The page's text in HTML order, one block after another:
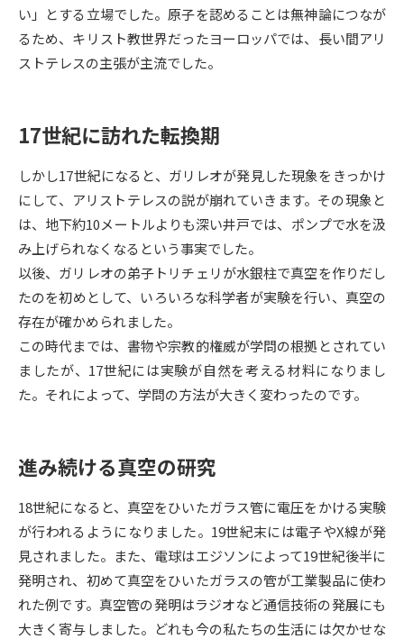
大学で学べる内容や特徴を調べる
データサイエンス特集 奨学金・特待生制度特集
デジタルパンフレット 進路の３択
新学年スタート号特集ページ
（高3生用）
新学年スタート号特集ページ
（高2生用）
SELFBRAND特集ページ
オープンキャンパスなどを調べる
オープンキャンパス検索 実施プログラムから探す
受験準備 資料検索
志望校・出願校を調べる
併願校選び 受験スケジュールを立てよう
い」とする立場でした。原子を認めることは無神論につなが
るため、キリスト教世界だったヨーロッパでは、長い間アリ
ストテレスの主張が主流でした。
17世紀に訪れた転換期
しかし17世紀になると、ガリレオが発見した現象をきっかけ
にして、アリストテレスの説が崩れていきます。その現象と
は、地下約10メートルよりも深い井戸では、ポンプで水を汲
み上げられなくなるという事実でした。
以後、ガリレオの弟子トリチェリが水銀柱で真空を作りだし
たのを初めとして、いろいろな科学者が実験を行い、真空の
存在が確かめられました。
この時代までは、書物や宗教的権威が学問の根拠とされてい
ましたが、17世紀には実験が自然を考える材料になりまし
た。それによって、学問の方法が大きく変わったのです。
進み続ける真空の研究
18世紀になると、真空をひいたガラス管に電圧をかける実験
が行われるようになりました。19世紀末には電子やX線が発
見されました。また、電球はエジソンによって19世紀後半に
発明され、初めて真空をひいたガラスの管が工業製品に使わ
れた例です。真空管の発明はラジオなど通信技術の発展にも
大きく寄与しました。どれも今の私たちの生活には欠かせな